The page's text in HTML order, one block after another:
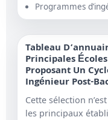
Programmes
Tableau
Principales Écoles
Proposant Un
Ingénieur Post-
Cette sélection
les principaux